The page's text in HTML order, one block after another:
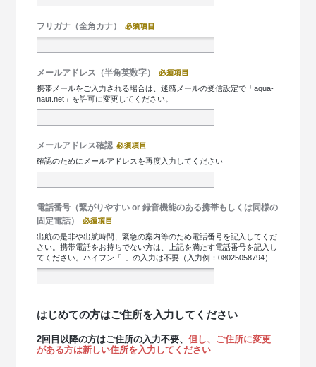
フリガナ（全角カナ）
メールアドレス（半角英数字）
携帯メールをご入力される場合は、迷惑メールの受信設定で「aqua-
naut.net」を許可に変更してください。
メールアドレス確認
確認のためにメールアドレスを再度入力してください
電話番号（繋がりやすい or 録音機能のある携帯もしくは同様の
固定電話）
出航の是非や出航時間、緊急の案内等のため電話番号を記入してくだ
さい。携帯電話をお持ちでない方は、上記を満たす電話番号を記入し
てください。ハイフン「-」の入力は不要（入力例：08025058794）
はじめての方はご住所を入力してください
2回目以降の方はご住所の入力不要、但し、ご住所に変更
がある方は新しい住所を入力してください